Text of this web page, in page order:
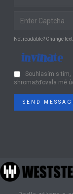
Not readable? Change text.
Souhlasím s tím,
shromažďovala mé
SEND